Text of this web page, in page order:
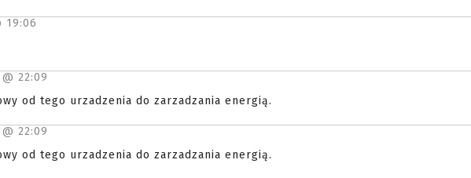
19:06
22:09
od tego urzadzenia do zarzadzania energią.
22:09
od tego urzadzenia do zarzadzania energią.